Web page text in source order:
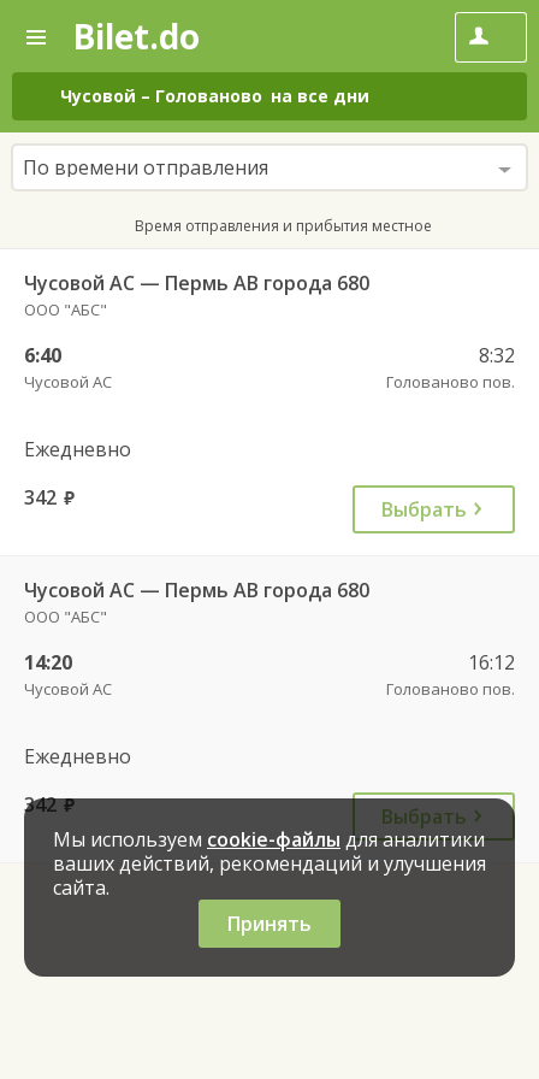
—
Поиск
и
покупка
билетов
на
автобус
онлайн
Bilet.do
Чусовой – Голованово на все дни
По времени отправления
Время отправления и прибытия местное
Чусовой АС — Пермь АВ города 680
ООО "АБС"
6:40
Чусовой АС
8:32
Голованово пов.
Ежедневно
342 руб. Выбрать
Чусовой АС — Пермь АВ города 680
ООО "АБС"
14:20
Чусовой АС
16:12
Голованово пов.
Ежедневно
342 руб.
Выбрать
Мы используем cookie-файлы для аналитики
ваших действий, рекомендаций и улучшения
сайта.
Принять